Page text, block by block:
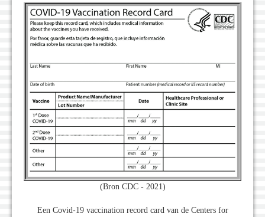
(Bron CDC - 2021)
Een Covid-19 vaccination record card van de Centers for